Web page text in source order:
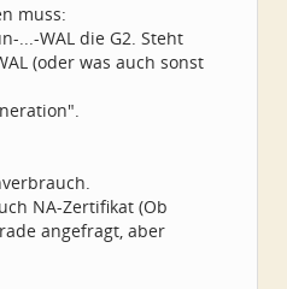
muss:
...-WAL die G2. Steht
(oder was auch sonst
NA-Zertifikat (Ob
angefragt, aber